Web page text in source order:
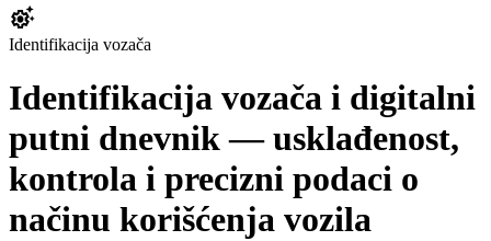
settings_suggest
Identifikacija vozača
Identifikacija vozača i digitalni
putni dnevnik — usklađenost,
kontrola i precizni podaci o
načinu korišćenja vozila